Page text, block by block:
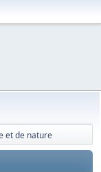
et de nature